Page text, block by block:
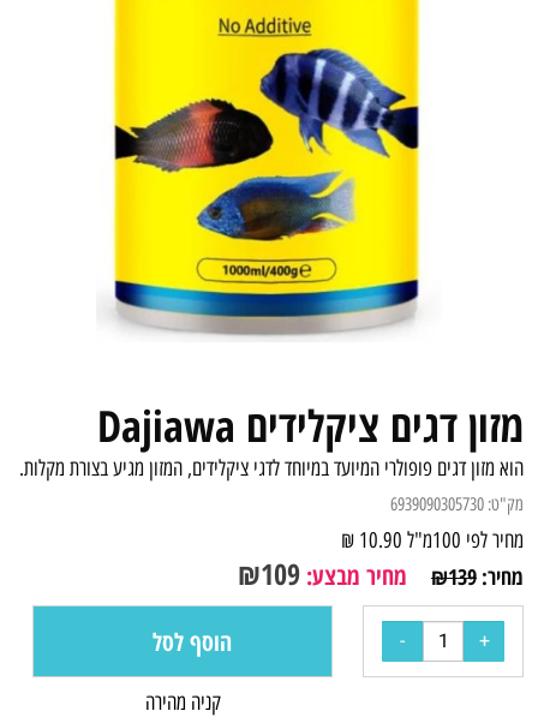
מזון דגים ציקלידים Dajiawa
הוא מזון דגים פופולרי המיועד במיוחד לדגי ציקלידים, המזון מגיע בצורת מקלות.
מק"ט: 6939090305730
מחיר לפי 100מ"ל 10.90
₪
מחיר: ₪139 מחיר מבצע: ₪109
הוסף לסל
קניה מהירה